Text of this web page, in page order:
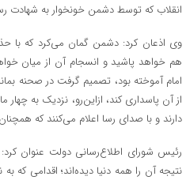
انقلاب که توسط دشمن خونخوار به شهادت
وی اذعان کرد: دشمن گمان می‌کرد که با
هم خواهد پاشید و انسجام آن از میان
امام آموخته بود، تصمیم گرفت در صحنه
از آن پاسداری کند، ازاین‌رو، نزدیک به
دارند و با صدای رسا اعلام می‌کنند که
رئیس شورای اطلاع‌رسانی دولت عنوان
نتیجه آن را همه دنیا دیده‌اند؛ اقدامی